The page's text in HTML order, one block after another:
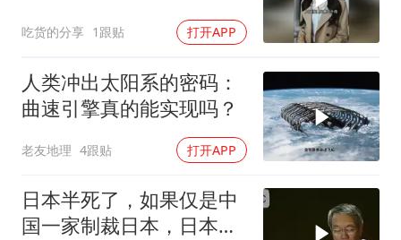
吃货的分享 1跟贴 打开APP
人类冲出太阳系的密码：
曲速引擎真的能实现吗？
老友地理 4跟贴 打开APP
日本半死了，如果仅是中
国一家制裁日本，日本可